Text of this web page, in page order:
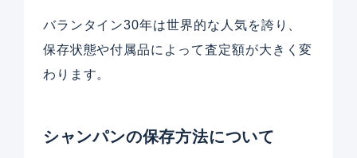
バランタイン30年は世界的な人気を誇り、
保存状態や付属品によって査定額が大きく変
わります。
シャンパンの保存方法について